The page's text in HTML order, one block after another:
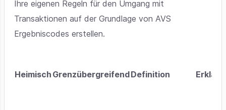
Ihre eigenen Regeln für den Umgang mit
Transaktionen auf der Grundlage von AVS
Ergebniscodes erstellen.
Heimisch GrenzübergreifendDefinition